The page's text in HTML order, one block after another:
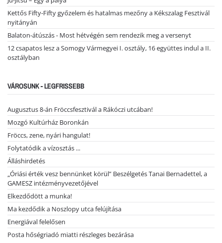
Kettős Fifty-Fifty győzelem és hatalmas mezőny a Kékszalag Fesztivál
nyitányán
Balaton-átúszás - Most hétvégén sem rendezik meg a versenyt
12 csapatos lesz a Somogy Vármegyei I. osztály, 16 együttes indul a II.
osztályban
VÁROSUNK - LEGFRISSEBB
Augusztus 8-án Fröccsfesztivál a Rákóczi utcában!
Mozgó Kultúrház Boronkán
Fröccs, zene, nyári hangulat!
Folytatódik a vízosztás ...
Álláshirdetés
„Óriási érték vesz bennünket körül” Beszélgetés Tanai Bernadettel, a
GAMESZ intézményvezetőjével
Elkezdődött a munka!
Ma kezdődik a Noszlopy utca felújítása
Energiával felelősen
Posta hőségriadó miatti részleges bezárása